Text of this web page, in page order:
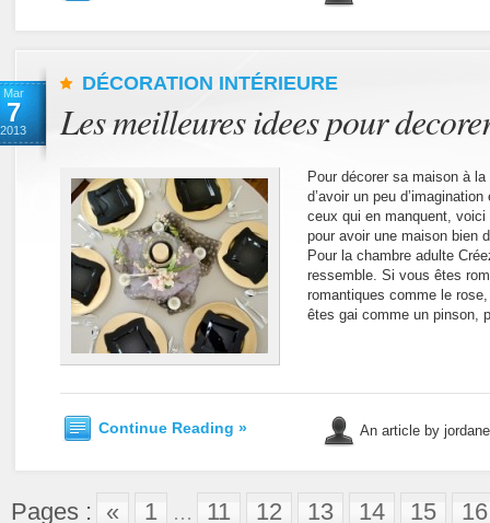
Mar
7
2013
DÉCORATION INTÉRIEURE
Les meilleures idees pour
Pour décorer sa maison à
d’avoir un peu
ceux qui en manquent,
pour avoir une maison bien
Pour la chambre adulte
ressemble. Si vous êtes
romantiques comme le
êtes gai comme un pinson,
Continue Reading » An article by
Pages : « 1 ... 11 12 13 14 15 16